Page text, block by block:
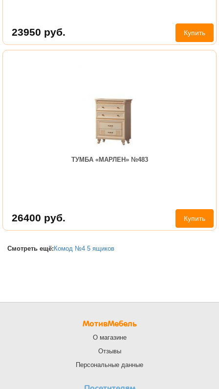
23950 руб. Купить
ТУМБА «МАРЛЕН» №483
26400 руб. Купить
Смотреть ещё: Комод №4 5 ящиков
МотивМебель
О магазине
Отзывы
Персональные данные